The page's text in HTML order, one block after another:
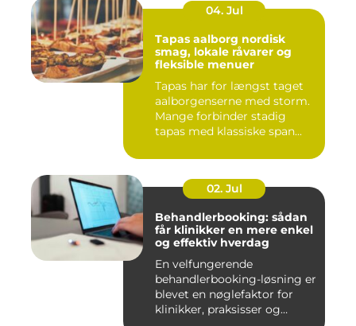
04. Jul
Tapas aalborg nordisk
smag, lokale råvarer og
fleksible menuer
Tapas har for længst taget
aalborgenserne med storm.
Mange forbinder stadig
tapas med klassiske span...
02. Jul
Behandlerbooking: sådan
får klinikker en mere enkel
og effektiv hverdag
En velfungerende
behandlerbooking-løsning er
blevet en nøglefaktor for
klinikker, praksisser og